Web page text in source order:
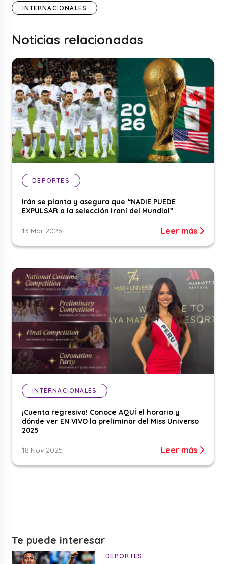
INTERNACIONALES
Noticias relacionadas
DEPORTES
Irán se planta y asegura que “NADIE PUEDE
EXPULSAR a la selección iraní del Mundial”
13 Mar 2026 Leer más
INTERNACIONALES
¡Cuenta regresiva! Conoce AQUÍ el horario y
dónde ver EN VIVO la preliminar del Miss Universo
2025
18 Nov 2025 Leer más
Te puede interesar
DEPORTES